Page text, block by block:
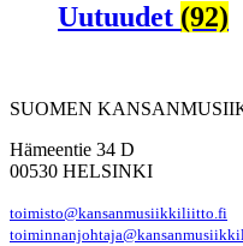
Uutuudet (92)
SUOMEN
Hämeentie 34 D
00530 HELSINKI
toimisto@kansanmusiikkiliitto.fi